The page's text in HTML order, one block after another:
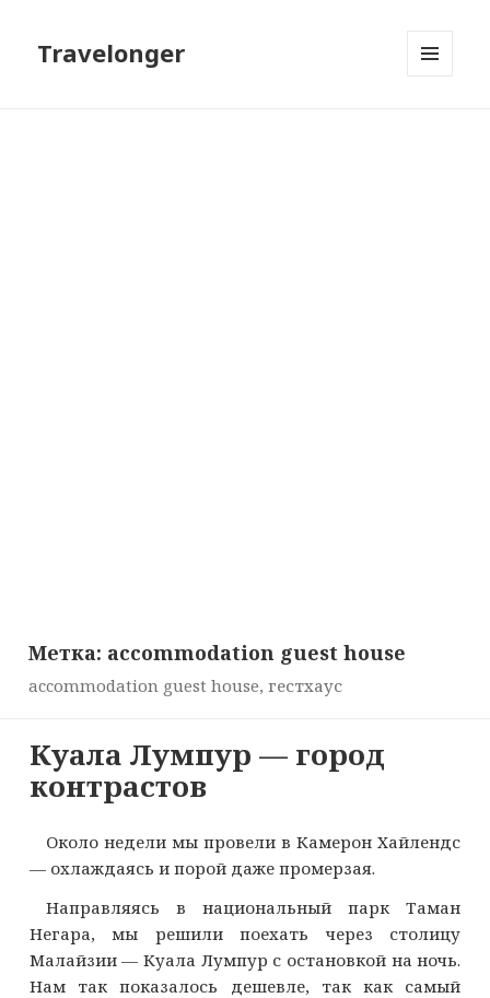
Travelonger
Метка: accommodation guest house
accommodation guest house, гестхаус
Куала Лумпур — город
контрастов
Около недели мы провели в Камерон Хайлендс
— охлаждаясь и порой даже промерзая.
Направляясь в национальный парк Таман
Негара, мы решили поехать через столицу
Малайзии — Куала Лумпур с остановкой на ночь.
Нам так показалось дешевле, так как самый